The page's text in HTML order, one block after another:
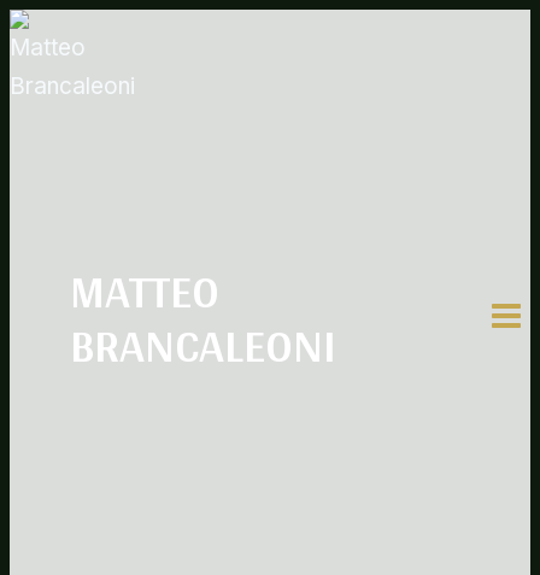
Salta
MATTEO
BRANCALEONI